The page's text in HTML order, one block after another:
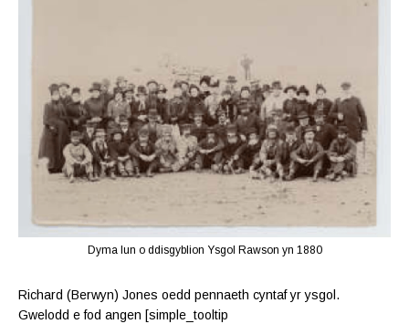
Dyma lun o ddisgyblion Ysgol Rawson yn 1880
Richard (Berwyn) Jones oedd pennaeth cyntaf yr ysgol.
Gwelodd e fod angen [simple_tooltip